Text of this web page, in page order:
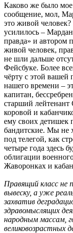
Каково же было мое
сообщение, мол,
это живой человек?
усилилось –
правда» и автором
живой человек,
не шли дальше
Фейсбуке. Более
чёрту с этой вашей
нашего времени –
капитан,
старший лейтенант
коровой и
ему своих детишек
бандитские. Мы не
под телегой, как
четыре года здесь
облигации
Жаворонках и
Правящий класс не
вывеску, а уже
захватив
здравомыслящих
народным массам,
великовозрастных